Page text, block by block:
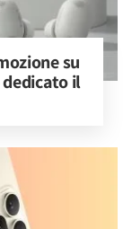
su
dedicato il